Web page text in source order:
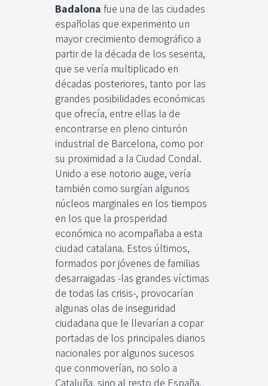
Badalona fue una de las ciudades
españolas que experimento un
mayor crecimiento demográfico a
partir de la década de los sesenta,
que se vería multiplicado en
décadas posteriores, tanto por las
grandes posibilidades económicas
que ofrecía, entre ellas la de
encontrarse en pleno cinturón
industrial de Barcelona, como por
su proximidad a la Ciudad Condal.
Unido a ese notorio auge, vería
también como surgían algunos
núcleos marginales en los tiempos
en los que la prosperidad
económica no acompañaba a esta
ciudad catalana. Estos últimos,
formados por jóvenes de familias
desarraigadas -las grandes víctimas
de todas las crisis-, provocarían
algunas olas de inseguridad
ciudadana que le llevarían a copar
portadas de los principales diarios
nacionales por algunos sucesos
que conmoverían, no solo a
Cataluña, sino al resto de España,